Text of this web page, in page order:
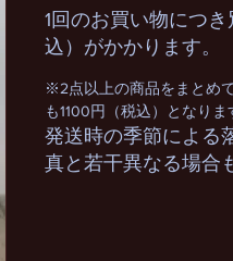
1回のお買い物につ
込）がかかります。
※2点以上の商品をまとめ
も1100円（税込）となりま
発送時の季節による
真と若干異なる場合